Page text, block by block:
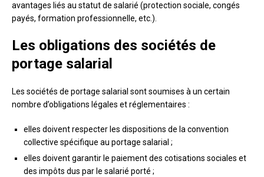
avantages liés au statut de salarié (protection sociale, congés
payés, formation professionnelle, etc.).
Les obligations des sociétés de
portage salarial
Les sociétés de portage salarial sont soumises à un certain
nombre d’obligations légales et réglementaires :
elles doivent respecter les dispositions de la convention
collective spécifique au portage salarial ;
elles doivent garantir le paiement des cotisations sociales et
des impôts dus par le salarié porté ;